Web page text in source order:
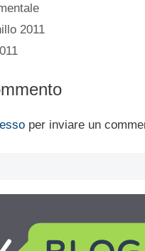
2011
per inviare un